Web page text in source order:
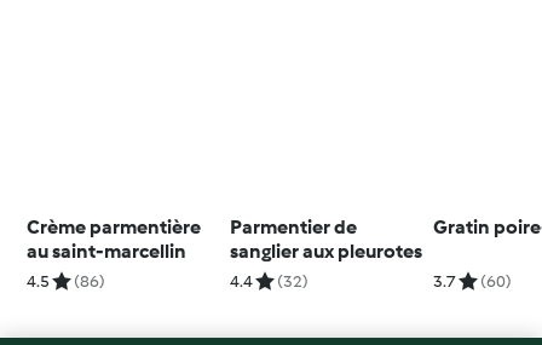
Crème parmentière
au saint-marcellin
4.5 (86)
Parmentier de
sanglier aux pleurotes
4.4 (32)
Gratin
3.7 (60)